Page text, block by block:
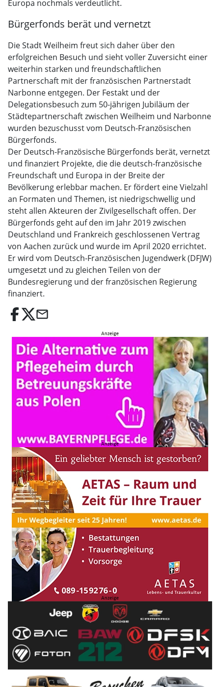
Europa nochmals verdeutlicht.
Bürgerfonds berät und vernetzt
Die Stadt Weilheim freut sich daher über den
erfolgreichen Besuch und sieht voller Zuversicht einer
weiterhin starken und freundschaftlichen
Partnerschaft mit der französischen Partnerstadt
Narbonne entgegen. Der Festakt und der
Delegationsbesuch zum 50-jährigen Jubiläum der
Städtepartnerschaft zwischen Weilheim und Narbonne
wurden bezuschusst vom Deutsch-Französischen
Bürgerfonds.
Der Deutsch-Französische Bürgerfonds berät, vernetzt
und finanziert Projekte, die die deutsch-französische
Freundschaft und Europa in der Breite der
Bevölkerung erlebbar machen. Er fördert eine Vielzahl
an Formaten und Themen, ist niedrigschwellig und
steht allen Akteuren der Zivilgesellschaft offen. Der
Bürgerfonds geht auf den im Jahr 2019 zwischen
Deutschland und Frankreich geschlossenen Vertrag
von Aachen zurück und wurde im April 2020 errichtet.
Er wird vom Deutsch-Französischen Jugendwerk (DFJW)
umgesetzt und zu gleichen Teilen von der
Bundesregierung und der französischen Regierung
finanziert.
email